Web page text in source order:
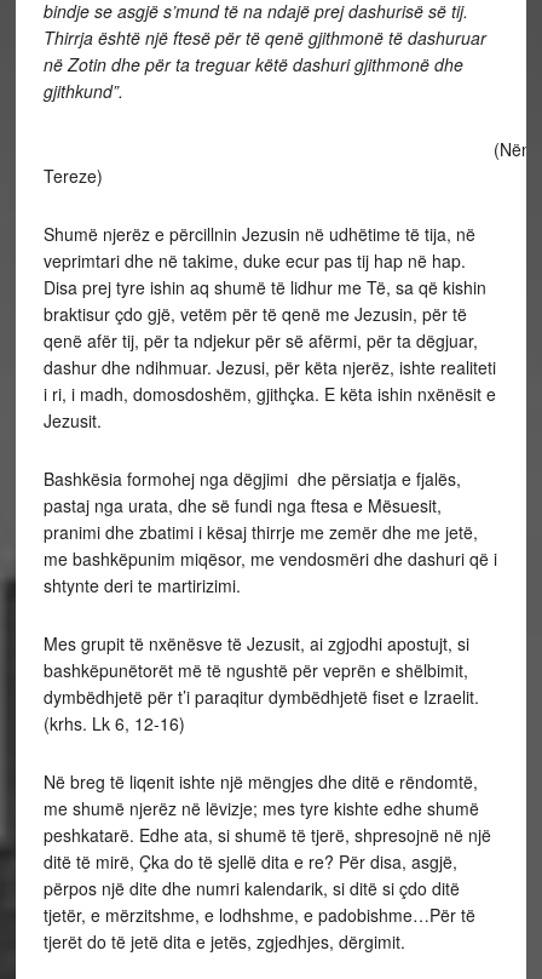
bindje se asgjë s’mund të na ndajë prej dashurisë së tij.
Thirrja është një ftesë për të qenë gjithmonë të dashuruar
në Zotin dhe për ta treguar këtë dashuri gjithmonë dhe
gjithkund”.
(Nëna
Tereze)
Shumë njerëz e përcillnin Jezusin në udhëtime të tija, në
veprimtari dhe në takime, duke ecur pas tij hap në hap.
Disa prej tyre ishin aq shumë të lidhur me Të, sa që kishin
braktisur çdo gjë, vetëm për të qenë me Jezusin, për të
qenë afër tij, për ta ndjekur për së afërmi, për ta dëgjuar,
dashur dhe ndihmuar. Jezusi, për këta njerëz, ishte realiteti
i ri, i madh, domosdoshëm, gjithçka. E këta ishin nxënësit e
Jezusit.
Bashkësia formohej nga dëgjimi dhe përsiatja e fjalës,
pastaj nga urata, dhe së fundi nga ftesa e Mësuesit,
pranimi dhe zbatimi i kësaj thirrje me zemër dhe me jetë,
me bashkëpunim miqësor, me vendosmëri dhe dashuri që i
shtynte deri te martirizimi.
Mes grupit të nxënësve të Jezusit, ai zgjodhi apostujt, si
bashkëpunëtorët më të ngushtë për veprën e shëlbimit,
dymbëdhjetë për t’i paraqitur dymbëdhjetë fiset e Izraelit.
(krhs. Lk 6, 12-16)
Në breg të liqenit ishte një mëngjes dhe ditë e rëndomtë,
me shumë njerëz në lëvizje; mes tyre kishte edhe shumë
peshkatarë. Edhe ata, si shumë të tjerë, shpresojnë në një
ditë të mirë, Çka do të sjellë dita e re? Për disa, asgjë,
përpos një dite dhe numri kalendarik, si ditë si çdo ditë
tjetër, e mërzitshme, e lodhshme, e padobishme…Për të
tjerët do të jetë dita e jetës, zgjedhjes, dërgimit.